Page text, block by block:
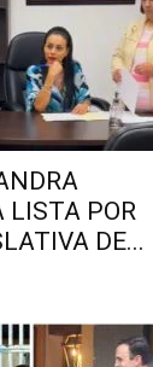
LISTA POR
DE...